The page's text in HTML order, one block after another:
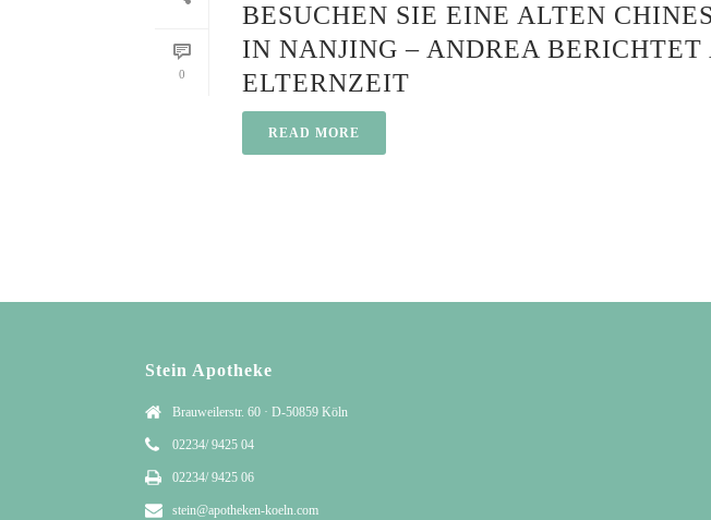
0
BESUCHEN SIE EINE ALTEN
IN NANJING – ANDREA BERICHTET
ELTERNZEIT
READ MORE
Stein Apotheke
Brauweilerstr. 60 · D-50859 Köln
02234/ 9425 04
02234/ 9425 06
stein@apotheken-koeln.com